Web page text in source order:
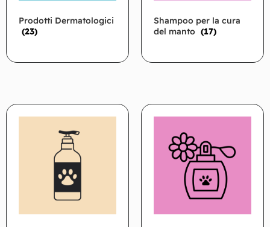
Prodotti Dermatologici
(23)
Shampoo per la cura
del manto (17)